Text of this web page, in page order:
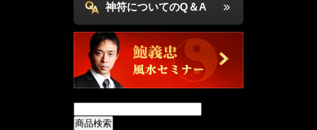
神符についてのQ＆A
商品検索